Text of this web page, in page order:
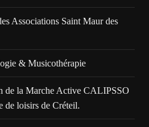
Associations Saint Maur des
& Musicothérapie
de la Marche Active CALIPSSO
de loisirs de Créteil.